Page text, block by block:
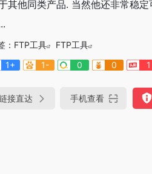
其他同类产品. 当然他还非常稳
： FTP工具
FTP工具
1+
1- 0 0 1
接直达 手机查看